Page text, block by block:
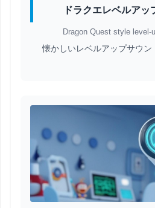
ドラクエレベルアッ
Dragon Quest style level-
懐かしいレベルアップサウン